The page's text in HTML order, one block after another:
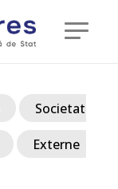
Societate
Externe